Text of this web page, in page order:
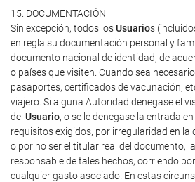
15. DOCUMENTACIÓN
Sin excepción, todos losUsuarios
en regla su documentación personal y
documento nacional de identidad, de
o países que visiten. Cuando sea
pasaportes, certificados de vacunación,
viajero. Si alguna Autoridad denegase el
del Usuario, o se le denegase la entrada
requisitos exigidos, por irregularidad en
o por no ser el titular real del documento, la
responsable de tales hechos, corriendo
cualquier gasto asociado. En estas